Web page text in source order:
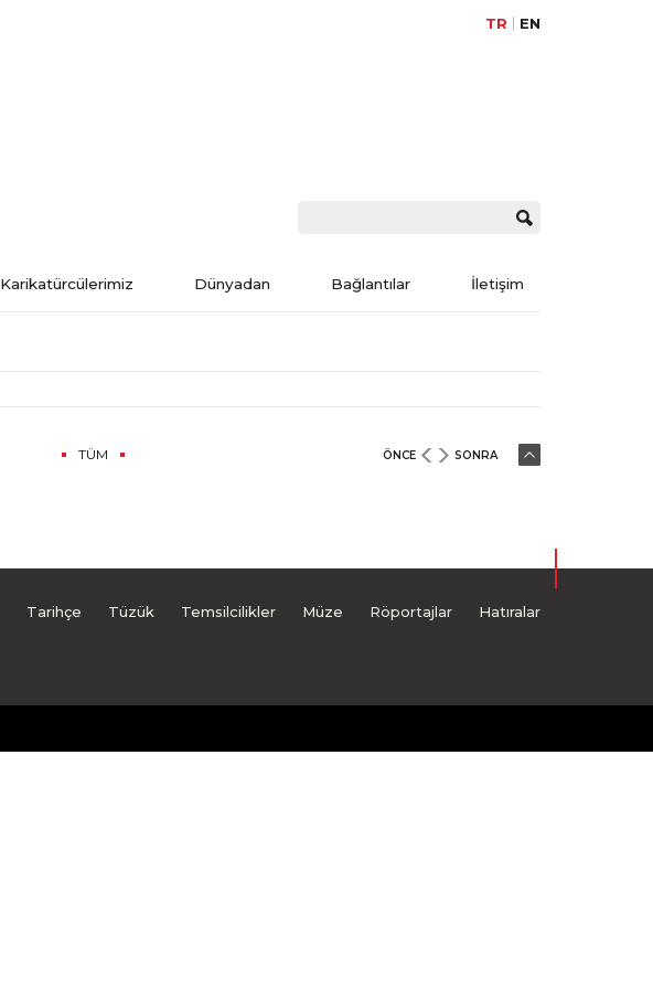
TR EN
Karikatürcülerimiz Dünyadan Bağlantılar İletişim
TÜM ÖNCE SONRA
Tarihçe Tüzük Temsilcilikler Müze Röportajlar Hatıralar